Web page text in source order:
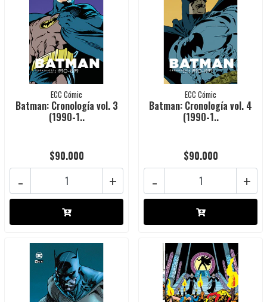
ECC Cómic
Batman: Cronología vol. 3
(1990-1..
$90.000
+
-
ECC Cómic
Batman: Cronología vol. 4
(1990-1..
$90.000
+
-